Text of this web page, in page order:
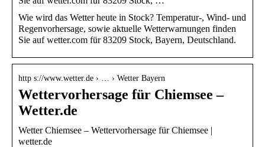
Wie wird das Wetter heute in Stock? Temperatur-, Wind- und
Regenvorhersage, sowie aktuelle Wetterwarnungen finden
Sie auf wetter.com für 83209 Stock, Bayern, Deutschland.
http s://www.wetter.de › … › Wetter Bayern
Wettervorhersage für Chiemsee –
Wetter.de
Wetter Chiemsee – Wettervorhersage für Chiemsee |
wetter.de